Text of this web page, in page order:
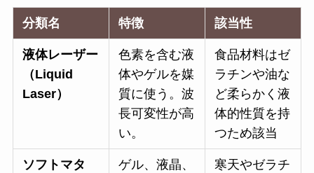
分類名 特徴 該当性
液体レーザー
（Liquid
Laser）
色素を含む液
体やゲルを媒
質に使う。波
長可変性が高
い。
食品材料はゼ
ラチンや油な
ど柔らかく液
体的性質を持
つため該当
ソフトマタ
ゲル、液晶、
寒天やゼラチ